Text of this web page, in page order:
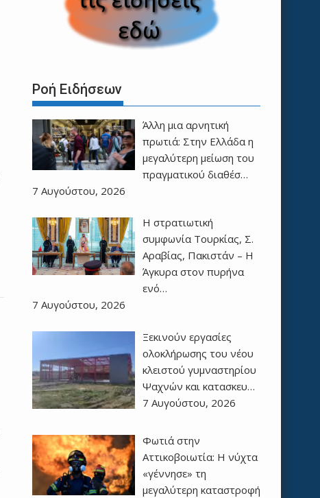
Ροή Ειδήσεων
Άλλη μια αρνητική
πρωτιά: Στην Ελλάδα η
μεγαλύτερη μείωση του
πραγματικού διαθέσ…
7 Αυγούστου, 2026
Η στρατιωτική
συμφωνία Τουρκίας, Σ.
Αραβίας, Πακιστάν – Η
Άγκυρα στον πυρήνα
ενό…
7 Αυγούστου, 2026
Ξεκινούν εργασίες
ολοκλήρωσης του νέου
κλειστού γυμναστηρίου
Ψαχνών και κατασκευ…
7 Αυγούστου, 2026
Φωτιά στην
Αττικοβοιωτία: Η νύχτα
«γέννησε» τη
μεγαλύτερη καταστροφή